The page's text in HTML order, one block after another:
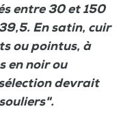
entre 30 et 150
En satin, cuir
ou pointus, à
en noir ou
devrait